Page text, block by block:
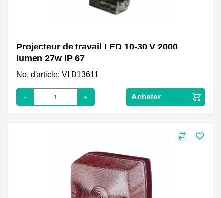
Projecteur de travail LED 10-30 V 2000
lumen 27w IP 67
No. d'article: VI D13611
Acheter